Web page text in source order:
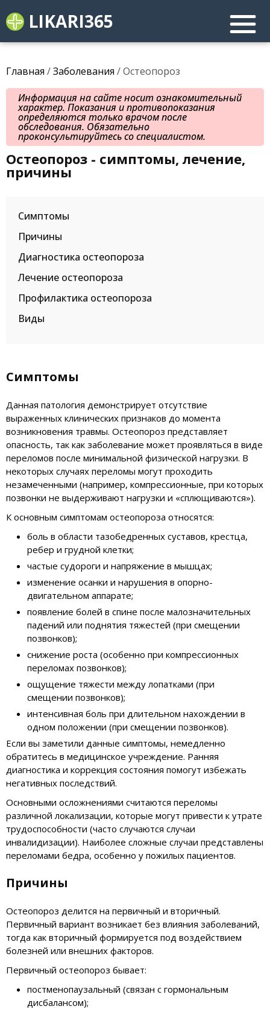
LIKARI365
Главная /Заболевания / Остеопороз
Информация на сайте носит ознакомительный
характер. Показания и противопоказания
определяются только врачом после
обследования. Обязательно
проконсультируйтесь со специалистом.
Остеопороз - симптомы, лечение,
причины
Симптомы
Причины
Диагностика остеопороза
Лечение остеопороза
Профилактика остеопороза
Виды
Симптомы
Данная патология демонстрирует отсутствие
выраженных клинических признаков до момента
возникновения травмы. Остеопороз представляет
опасность, так как заболевание может проявляться в виде
переломов после минимальной физической нагрузки. В
некоторых случаях переломы могут проходить
незамеченными (например, компрессионные, при которых
позвонки не выдерживают нагрузки и «сплющиваются»).
К основным симптомам остеопороза относятся:
боль в области тазобедренных суставов, крестца,
ребер и грудной клетки;
частые судороги и напряжение в мышцах;
изменение осанки и нарушения в опорно-
двигательном аппарате;
появление болей в спине после малозначительных
падений или поднятия тяжестей (при смещении
позвонков);
снижение роста (особенно при компрессионных
переломах позвонков);
ощущение тяжести между лопатками (при
смещении позвонков);
интенсивная боль при длительном нахождении в
одном положении (при смещении позвонков).
Если вы заметили данные симптомы, немедленно
обратитесь в медицинское учреждение. Ранняя
диагностика и коррекция состояния помогут избежать
негативных последствий.
Основными осложнениями считаются переломы
различной локализации, которые могут привести к утрате
трудоспособности (часто случаются случаи
инвалидизации). Наиболее сложные случаи представлены
переломами бедра, особенно у пожилых пациентов.
Причины
Остеопороз делится на первичный и вторичный.
Первичный вариант возникает без влияния заболеваний,
тогда как вторичный формируется под воздействием
болезней или внешних факторов.
Первичный остеопороз бывает:
постменопаузальный (связан с гормональным
дисбалансом);